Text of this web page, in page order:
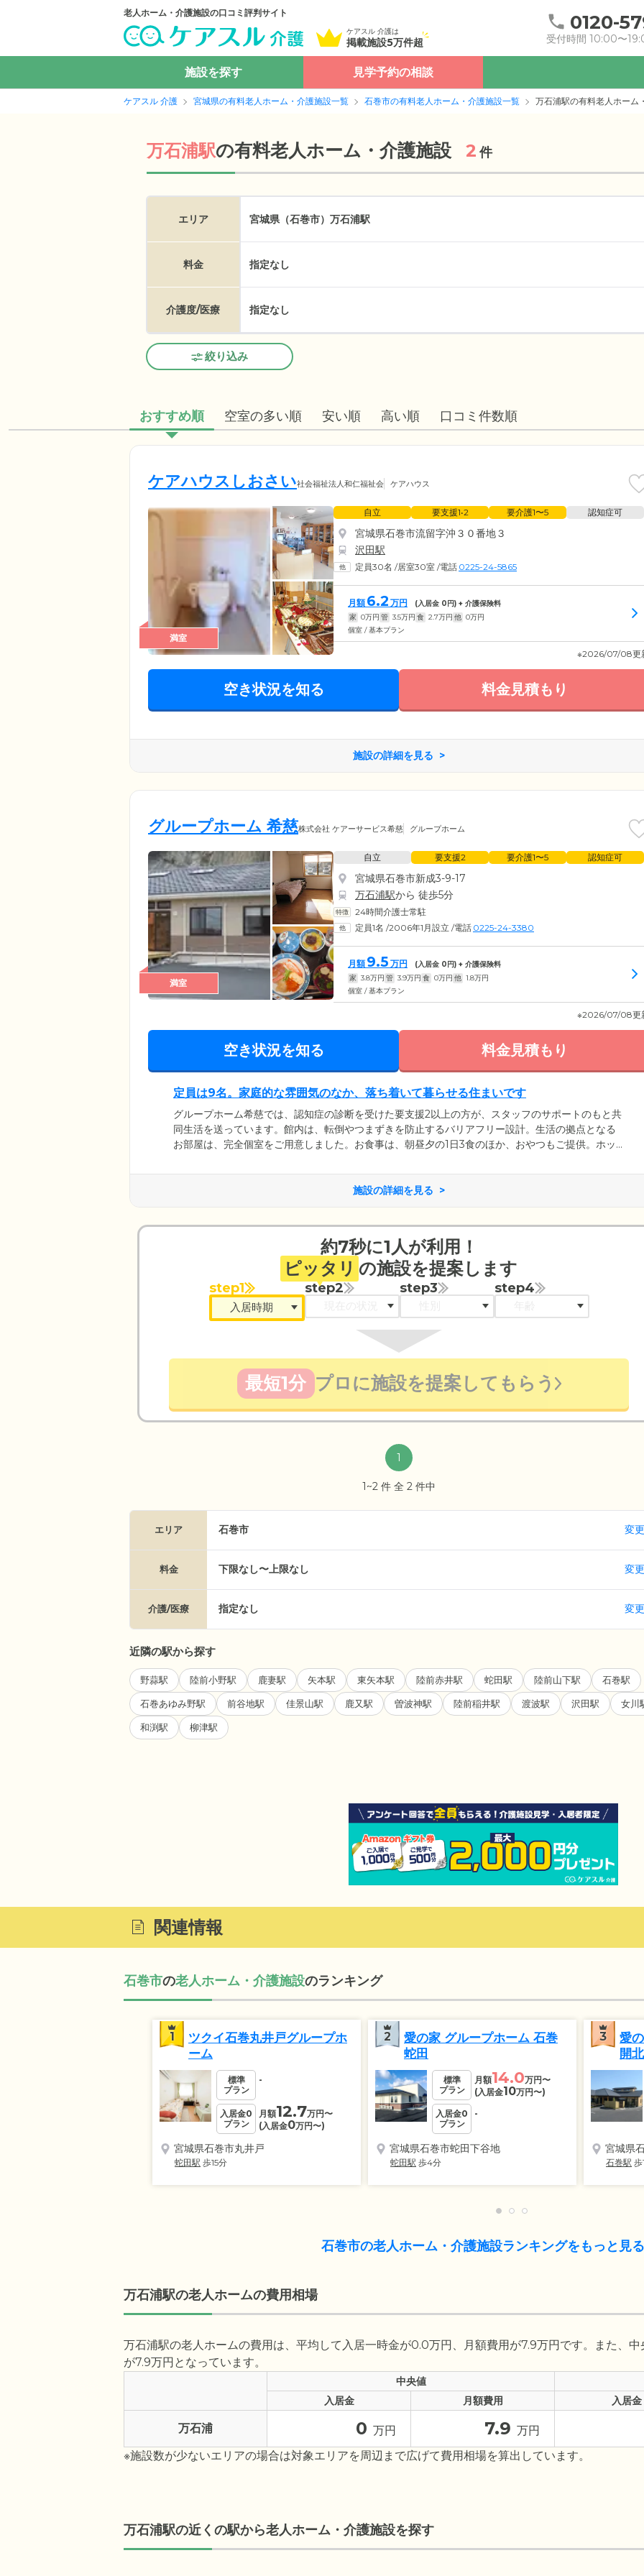
老人ホーム・介護施設の口コミ評判サイト
ケアスル 介護は
掲載施設5万件超
0120-
受付時間 10:00〜
施設を探す 見学予約の相談
ケアスル 介護 宮城県の有料老人ホーム・介護施設一覧 石巻市の有料老人ホーム・介護施設一覧 万石浦駅の有料老人ホーム
万石浦駅の有料老人ホーム・介護施設 2 件
エリア 宮城県（石巻市） 万石浦駅
料金 指定なし
介護度/医療 指定なし
絞り込み
おすすめ順 空室の多い順 安い順 高い順 口コミ件数順
ケアハウスしおさい社会福祉法人和仁福祉会 ケアハウス
満室
自立 要支援1•2 要介護1〜5 認知症可
宮城県石巻市流留字沖３０番地３
沢田駅
定員30名 /居室30室 /電話 0225-24-5865
月額 6.2 万円 (入居金 0円) + 介護保険料
家 0万円 管 3.5万円 食 2.7万円 他 0万円
個室 / 基本プラン
※2026/07/08更
空き状況を知る 料金見積もり
施設の詳細を見る
グループホーム 希慈株式会社 ケアーサービス希慈 グループホーム
満室
自立 要支援2 要介護1〜5 認知症可
宮城県石巻市新成3-9-17
万石浦駅から 徒歩5分
24時間介護士常駐
定員1名 /2006年1月設立 /電話 0225-24-3380
月額 9.5 万円 (入居金 0円) + 介護保険料
家 3.8万円 管 3.9万円 食 0万円 他 1.8万円
個室 / 基本プラン
※2026/07/08更
空き状況を知る 料金見積もり
定員は9名。家庭的な雰囲気のなか、落ち着いて暮らせる住まいです
グループホーム希慈では、認知症の診断を受けた要支援2以上の方が、スタッフのサポートのもと共
同生活を送っています。館内は、転倒やつまずきを防止するバリアフリー設計。生活の拠点となる
お部屋は、完全個室をご用意しました。お食事は、朝昼夕の1日3食のほか、おやつもご提供。ホッ
室には暖房を設置しており、真冬も快適に清潔を保つことが可能です。また、お一人おひとりのこ
れまでの生活習慣を大切にするため、日々の暮らしはできる限り自由なスケジュールとしていま
施設の詳細を見る
約7秒に1人が利用！
ピッタリ の施設を提案します
step1 step2 step3 step4
最短1分 プロに施設を提案してもらう
1
1~2 件 全 2 件中
エリア 石巻市 変更
料金 下限なし〜上限なし 変更
介護/医療 指定なし 変更
近隣の駅から探す
野蒜駅 陸前小野駅 鹿妻駅 矢本駅 東矢本駅 陸前赤井駅 蛇田駅 陸前山下駅 石巻駅
石巻あゆみ野駅 前谷地駅 佳景山駅 鹿又駅 曽波神駅 陸前稲井駅 渡波駅 沢田駅 女川
和渕駅 柳津駅
関連情報
石巻市の老人ホーム・介護施設のランキング
1
ツクイ石巻丸井戸グループホ
ーム
標準
プラン
-
入居金0
プラン
月額12.7万円〜
(入居金0万円〜)
宮城県石巻市丸井戸
蛇田駅 歩15分
2
愛の家 グループホーム 石巻
蛇田
標準
プラン
月額14.0万円〜
(入居金10万円〜)
入居金0
プラン
-
宮城県石巻市蛇田下谷地
蛇田駅 歩4分
3
愛
開北
宮城県
石巻駅 歩
石巻市の老人ホーム・介護施設ランキングをもっと見る
万石浦駅の老人ホームの費用相場
万石浦駅の老人ホームの費用は、平均して入居一時金が0.0万円、月額費用が7.9万円です。また、
が7.9万円となっています。
中央値
入居金
月額費用 入居金
万石浦 0 万円 7.9 万円
※施設数が少ないエリアの場合は対象エリアを周辺まで広げて費用相場を算出しています。
万石浦駅の近くの駅から老人ホーム・介護施設を探す